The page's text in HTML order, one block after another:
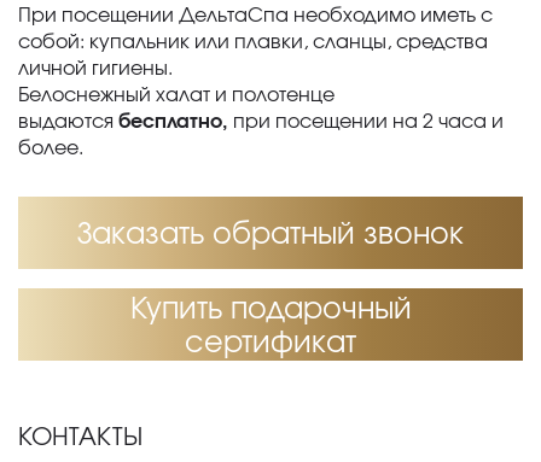
При посещении ДельтаСпа необходимо иметь с
собой: купальник или плавки, сланцы, средства
личной гигиены.
Белоснежный халат и полотенце
выдаются бесплатно, при посещении на 2 часа и
более.
Заказать обратный звонок
Купить подарочный
сертификат
КОНТАКТЫ